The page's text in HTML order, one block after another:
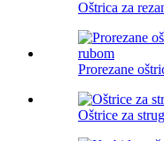
Oštrica za
Prorezane
Oštrice za